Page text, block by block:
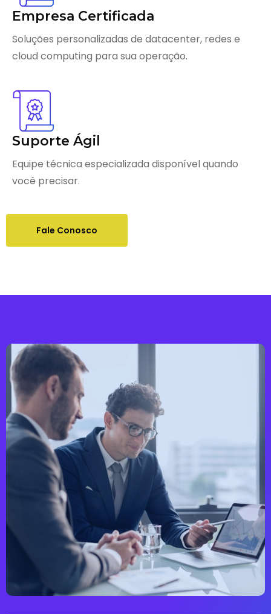
Empresa Certificada
Soluções personalizadas de datacenter, redes e
cloud computing para sua operação.
Suporte Ágil
Equipe técnica especializada disponível quando
você precisar.
Fale Conosco